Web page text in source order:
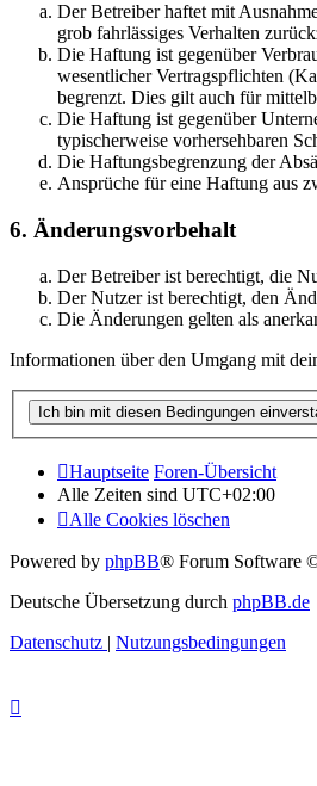
Der Betreiber haftet mit
grob fahrlässiges Verhalten
Die Haftung ist gegenüber
wesentlicher Vertragspflichten
begrenzt. Dies gilt auch für
Die Haftung ist gegenüber
typischerweise vorhersehbaren
Die Haftungsbegrenzung der
Ansprüche für eine Haftung aus
6. Änderungsvorbehalt
Der Betreiber ist berechtigt, die
Der Nutzer ist berechtigt, den
Die Änderungen gelten als
Informationen über den Umgang mit
Hauptseite Foren-Übersicht
Alle Zeiten sind UTC+02:00
Alle Cookies löschen
Powered by phpBB® Forum Software
Deutsche Übersetzung durch phpBB.de
Datenschutz | Nutzungsbedingungen